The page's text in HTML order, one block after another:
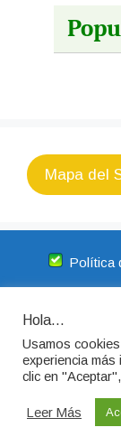
Mapa del
Política
Trámites y
entidades aquí
información de
Hola...
Usamos
experiencia
clic en
Leer Más